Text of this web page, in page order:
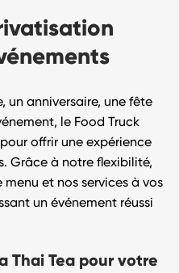
un anniversaire, une fête
le Food Truck
offrir une expérience
Grâce à notre flexibilité,
et nos services à vos
un événement réussi
Thai Tea pour votre